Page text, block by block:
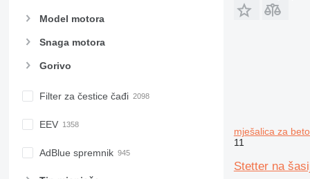
PM
Model motora
Snaga motora
Gorivo
Filter za čestice čađi
EEV
AdBlue spremnik
mješalica za
11
Stetter na